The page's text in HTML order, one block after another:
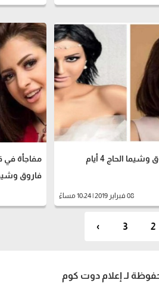
الحاج 4 أيام
08 فبراير 2019 | 10:24 مساءً
مفاجأة في
فاروق
2
3
›
لـ إعلام دوت كوم